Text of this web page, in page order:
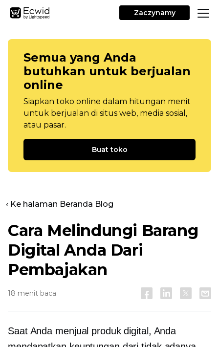
Zaczynamy
Semua yang Anda
butuhkan untuk berjualan
online
Siapkan toko online dalam hitungan menit
untuk berjualan di situs web, media sosial,
atau pasar.
Buat toko
‹ Ke halaman Beranda Blog
Cara Melindungi Barang
Digital Anda Dari
Pembajakan
18 menit baca
Saat Anda menjual produk digital, Anda